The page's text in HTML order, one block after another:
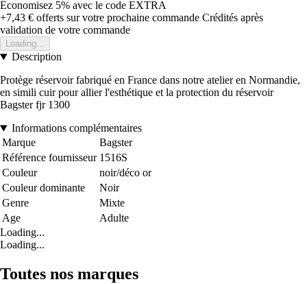
Économisez 5% avec le code EXTRA
+7,43 € offerts sur votre prochaine commande Crédités après
validation de votre commande
Loading...
Description
Protège réservoir fabriqué en France dans notre atelier en Normandie,
en simili cuir pour allier l'esthétique et la protection du réservoir
Bagster fjr 1300
Informations complémentaires
Marque
Bagster
Référence fournisseur 1516S
Couleur
noir/déco or
Couleur dominante
Noir
Genre
Mixte
Age
Adulte
Loading...
Loading...
Toutes nos marques